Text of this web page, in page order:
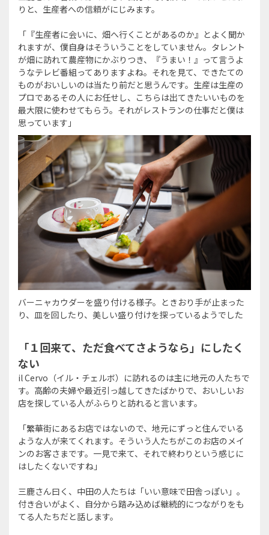
りと、生産者への信頼がにじみます。
「『生産者に会いに、畑へ行くことがあるのか』とよく聞か
れますが、僕自身はそういうことをしていません。タレント
が畑に訪れて農産物にかぶりつき、『うまい！』って言うよ
うなテレビ番組ってありますよね。それを見て、できたての
ものがおいしいのは当たり前だと思うんです。生産は生産の
プロであるその人にお任せし、こちらは出てきたいいものを
最大限に使わせてもらう。それがレストランの仕事だと僕は
思っています」
バーニャカウダーを盛り付ける様子。ときおり手が止まった
り、皿を回したり、美しい盛り付けを探っているようでした
「１回来て、ただ食べてさようなら」にしたく
ない
il Cervo（イル・チェルボ）に訪れるのは主に地元の人たちで
す。高齢の夫婦や最近引っ越してきたばかりで、おいしいお
店を探している人がふらりと訪れると言います。
「繁華街にあるお店ではないので、地元にずっと住んでいる
ような人が来てくれます。そういう人たちがこのお店のメイ
ンのお客さまです。一見で来て、それで終わりという感じに
はしたくないですね」
三鹿さん曰く、中田の人たちは「いい意味で田舎っぽい」。
付き合いがよく、自分から踏み込めば継続的につながりをも
てる人たちだと話します。